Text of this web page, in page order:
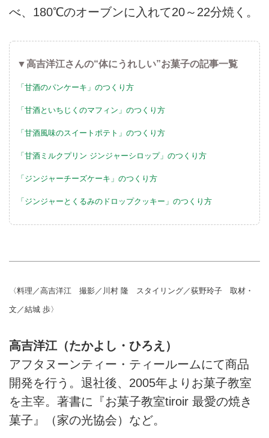
べ、180℃のオーブンに入れて20～22分焼く。
▼高吉洋江さんの“体にうれしい”お菓子の記事一覧
「甘酒のパンケーキ」のつくり方
「甘酒といちじくのマフィン」のつくり方
「甘酒風味のスイートポテト」のつくり方
「甘酒ミルクプリン ジンジャーシロップ」のつくり方
「ジンジャーチーズケーキ」のつくり方
「ジンジャーとくるみのドロップクッキー」のつくり方
〈料理／高吉洋江 撮影／川村 隆 スタイリング／荻野玲子 取材・
文／結城 歩〉
高吉洋江（たかよし・ひろえ）
アフタヌーンティー・ティールームにて商品
開発を行う。退社後、2005年よりお菓子教室
を主宰。著書に『お菓子教室tiroir 最愛の焼き
菓子』（家の光協会）など。